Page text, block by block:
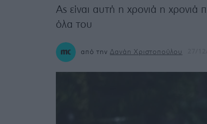
Ας είναι αυτή η χρονιά η
όλα του
από την Δανάη Χριστοπούλου